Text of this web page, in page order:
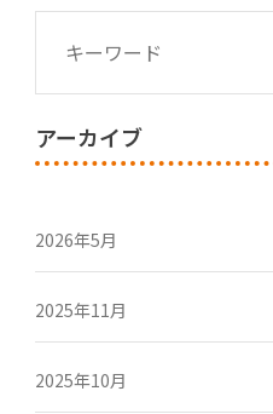
アーカイブ
2026年5月
2025年11月
2025年10月